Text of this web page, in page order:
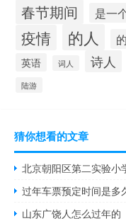
春节期间 是一
疫情 的人
英语 词人 诗人
陆游
猜你想看的文章
北京朝阳区第二实验小
过年车票预定时间是多
山东广饶人怎么过年的